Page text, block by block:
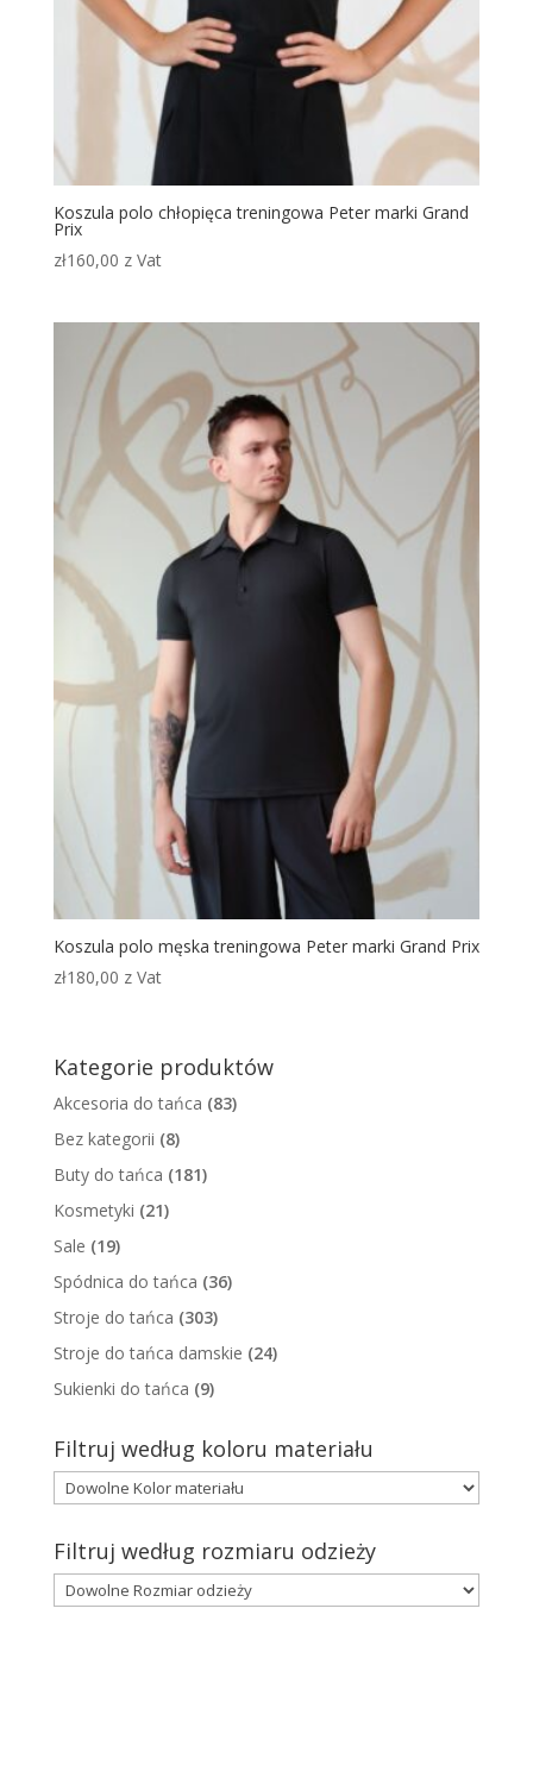
Koszula polo chłopięca treningowa Peter marki Grand
Prix
zł160,00 z Vat
Koszula polo męska treningowa Peter marki Grand Prix
zł180,00 z Vat
Kategorie produktów
Akcesoria do tańca (83)
Bez kategorii (8)
Buty do tańca (181)
Kosmetyki (21)
Sale (19)
Spódnica do tańca (36)
Stroje do tańca (303)
Stroje do tańca damskie (24)
Sukienki do tańca (9)
Filtruj według koloru materiału
Filtruj według rozmiaru odzieży